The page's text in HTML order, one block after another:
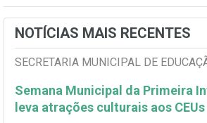
NOTÍCIAS MAIS RECENTES
SECRETARIA MUNICIPAL DE
Semana Municipal da Primeira
leva atrações culturais aos CEUs